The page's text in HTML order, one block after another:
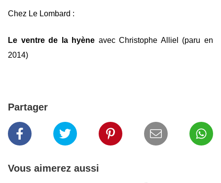
Chez Le Lombard :
Le ventre de la hyène avec Christophe Alliel (paru en
2014)
Partager
Vous aimerez aussi